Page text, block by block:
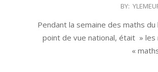
BY:
Pendant la semaine des maths
point de vue national, était »
«